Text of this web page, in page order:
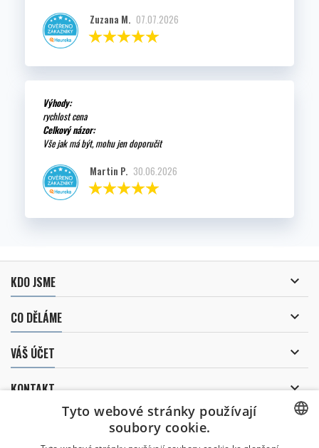
Zuzana M. 07.07.2026
Výhody:
rychlost cena
Celkový názor:
Vše jak má být, mohu jen doporučit
Martin P. 30.06.2026
KDO JSME 
CO DĚLÁME 
VÁŠ ÚČET 
KONTAKT 
ODBĚR NOVINEK
CZECH
Tyto webové stránky používají
soubory cookie.